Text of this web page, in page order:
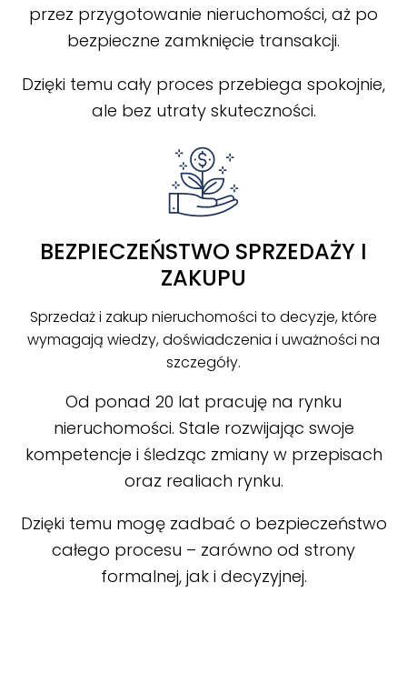
przez przygotowanie nieruchomości, aż po
bezpieczne zamknięcie transakcji.
Dzięki temu cały proces przebiega spokojnie,
ale bez utraty skuteczności.
BEZPIECZEŃSTWO SPRZEDAŻY I
ZAKUPU
Sprzedaż i zakup nieruchomości to decyzje, które
wymagają wiedzy, doświadczenia i uważności na
szczegóły.
Od ponad 20 lat pracuję na rynku
nieruchomości. Stale rozwijając swoje
kompetencje i śledząc zmiany w przepisach
oraz realiach rynku.
Dzięki temu mogę zadbać o bezpieczeństwo
całego procesu – zarówno od strony
formalnej, jak i decyzyjnej.